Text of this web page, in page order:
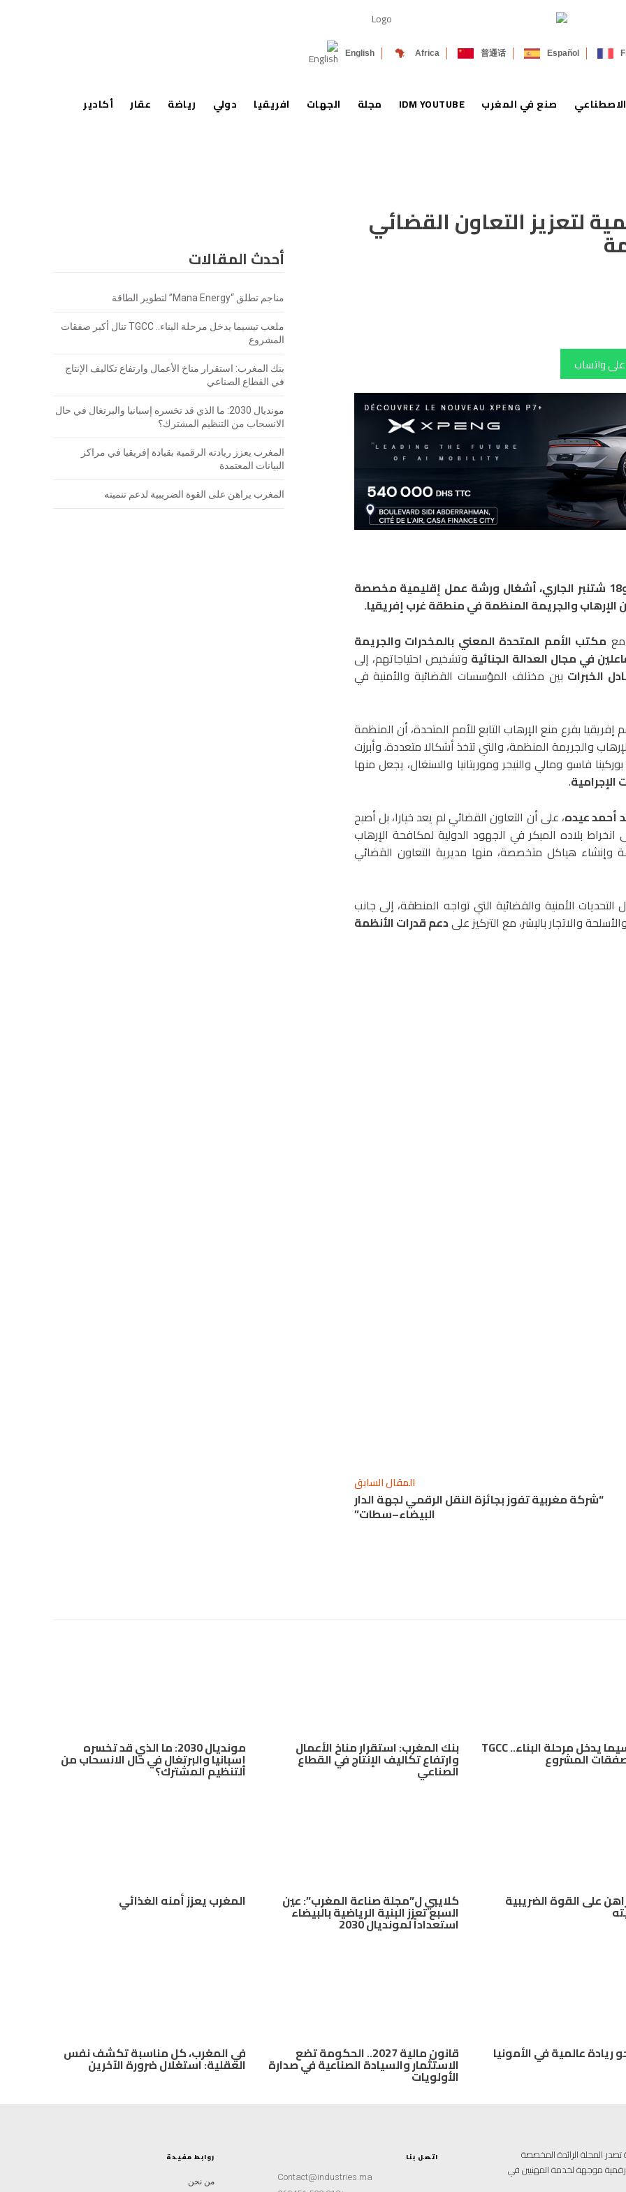
Español
普通话
Africa
English
صنع في المغرب IDM YOUTUBE مجلة الجهات افريقيا دولي رياضة عقار أكادير
أحدث المقالات
مناجم تطلق “Mana Energy” لتطوير الطاقة
ملعب تيسيما يدخل مرحلة البناء.. TGCC تنال أكبر صفقات
المشروع
بنك المغرب: استقرار مناخ الأعمال وارتفاع تكاليف الإنتاج
في القطاع الصناعي
مونديال 2030: ما الذي قد تخسره إسبانيا والبرتغال في حال
الانسحاب من التنظيم المشترك؟
المغرب يعزز ريادته الرقمية بقيادة إفريقيا في مراكز
البيانات المعتمدة
المغرب يراهن على القوة الضريبية لدعم تنميته
لتعزيز التعاون القضائي
على واتساب
تتواصل بالعاصمة الموريتانية نواكشوط، ما بين 16 و18 شتنبر الجاري، أشغال ورشة عمل إقليمية مخصصة
الإرهاب والجريمة المنظمة في منطقة غرب إفريقيا.
مكتب الأمم المتحدة المعني بالمخدرات والجريمة
في مجال العدالة الجنائية وتشخيص احتياجاتهم، إلى
الخبرات بين مختلف المؤسسات القضائية والأمنية في
إفريقيا بفرع منع الإرهاب التابع للأمم المتحدة، أن المنظمة
والجريمة المنظمة، والتي تتخذ أشكالا متعددة. وأبرزت
فاسو ومالي والنيجر وموريتانيا والسنغال، يجعل منها
.
أحمد عيده، على أن التعاون القضائي لم يعد خيارا، بل أصبح
انخراط بلاده المبكر في الجهود الدولية لمكافحة الإرهاب
هياكل متخصصة، منها مديرية التعاون القضائي
التحديات الأمنية والقضائية التي تواجه المنطقة، إلى جانب
والاتجار بالبشر، مع التركيز علىدعم قدرات الأنظمة
المقال السابق
“شركة مغربية تفوز بجائزة النقل الرقمي لجهة الدار
البيضاء–سطات”
ملعب تيسيما يدخل مرحلة البناء.. TGCC
صفقات المشروع
بنك المغرب: استقرار مناخ الأعمال
وارتفاع تكاليف الإنتاج في القطاع
الصناعي
مونديال 2030: ما الذي قد تخسره
إسبانيا والبرتغال في حال الانسحاب من
التنظيم المشترك؟
على القوة الضريبية كلايبي ل”مجلة صناعة المغرب”: عين
السبع تعزز البنية الرياضية بالبيضاء
استعداداً لمونديال 2030
المغرب يعزز أمنه الغذائي
ريادة عالمية في الأمونيا قانون مالية 2027.. الحكومة تضع
الاستثمار والسيادة الصناعية في صدارة
الأولويات
في المغرب، كل مناسبة تكشف نفس
العقلية: استغلال ضرورة الآخرين
روابط مفيدة
من نحن
اتصل بنا
Contact@industries.ma
متخصصة تصدر المجلة الرائدة المخصصة
رقمية موجهة لخدمة المهنيين في